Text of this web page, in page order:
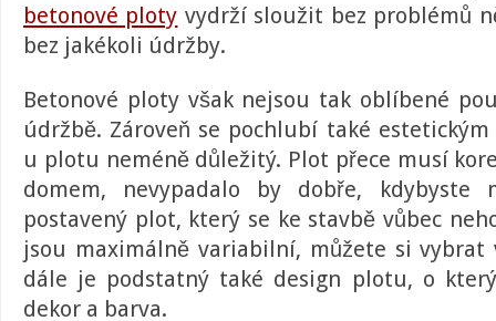
betonové ploty vydrží sloužit bez problémů
bez jakékoli údržby.
Betonové ploty však nejsou tak oblíbené
údržbě. Zároveň se pochlubí také
u plotu neméně důležitý. Plot přece musí
domem, nevypadalo by dobře, kdybyste
postavený plot, který se ke stavbě vůbec
jsou maximálně variabilní, můžete si
dále je podstatný také design plotu, o
dekor a barva.